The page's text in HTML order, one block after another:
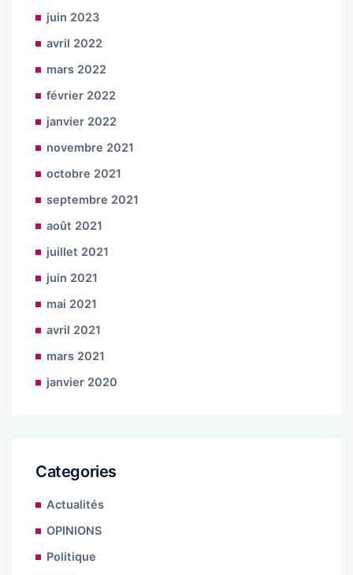
juin 2023
avril 2022
mars 2022
février 2022
janvier 2022
novembre 2021
octobre 2021
septembre 2021
août 2021
juillet 2021
juin 2021
mai 2021
avril 2021
mars 2021
janvier 2020
Categories
Actualités
OPINIONS
Politique